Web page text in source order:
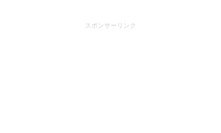
スポンサーリンク